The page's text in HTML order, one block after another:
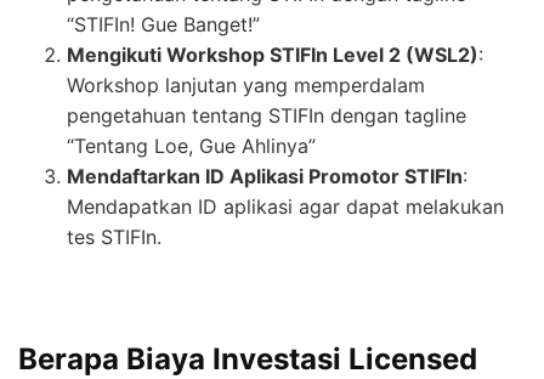
“STIFIn! Gue Banget!”
Mengikuti Workshop STIFIn Level 2 (WSL2):
Workshop lanjutan yang memperdalam
pengetahuan tentang STIFIn dengan tagline
“Tentang Loe, Gue Ahlinya”
Mendaftarkan ID Aplikasi Promotor STIFIn:
Mendapatkan ID aplikasi agar dapat melakukan
tes STIFIn.
Berapa Biaya Investasi Licensed